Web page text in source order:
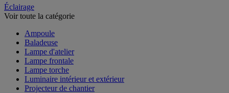
Éclairage
Voir toute la catégorie
Ampoule
Baladeuse
Lampe d'atelier
Lampe frontale
Lampe torche
Luminaire intérieur et extérieur
Projecteur de chantier